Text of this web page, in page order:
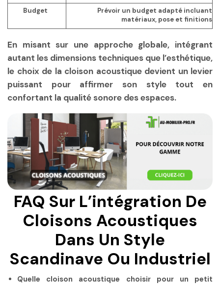
Budget
Prévoir un budget adapté incluant
matériaux, pose et finitions
En misant sur une approche globale, intégrant
autant les dimensions techniques que l’esthétique,
le choix de la cloison acoustique devient un levier
puissant pour affirmer son style tout en
confortant la qualité sonore des espaces.
FAQ Sur L’intégration De
Cloisons Acoustiques
Dans Un Style
Scandinave Ou Industriel
Quelle cloison acoustique choisir pour un petit